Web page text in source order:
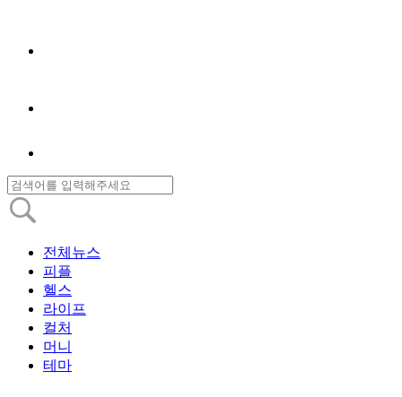
전체뉴스
피플
헬스
라이프
컬처
머니
테마